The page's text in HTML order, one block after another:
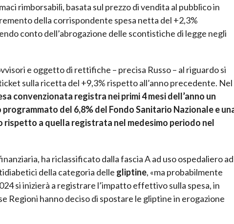
rimborsabili, basata sul prezzo di vendita al pubblico in
della corrispondente spesa netta del +2,3%
conto dell’abrogazione delle scontistiche di legge negli
e oggetto di rettifiche – precisa Russo – al riguardo si
sulla ricetta del +9,3% rispetto all’anno precedente. Nel
convenzionata registra nei primi 4 mesi dell’anno un
del 6,8% del Fondo Sanitario Nazionale e
rispetto a quella registrata nel medesimo periodo nel
ha riclassificato dalla fascia A ad uso ospedaliero ad
della categoria delle gliptine, «ma probabilmente
si inizierà a registrare l’impatto effettivo sulla spesa, in
Regioni hanno deciso di spostare le gliptine in erogazione